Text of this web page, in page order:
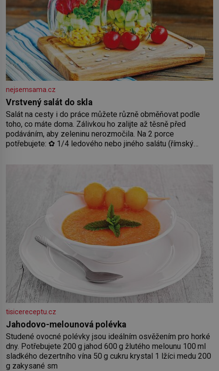
nejsemsama.cz
Vrstvený salát do skla
Salát na cesty i do práce můžete různě obměňovat podle
toho, co máte doma. Zálivkou ho zalijte až těsně před
podáváním, aby zeleninu nerozmočila. Na 2 porce
potřebujete: ✿ 1/4 ledového nebo jiného salátu (římský
2 rajčata Zálivka: ✿ 4 lžíce olivového oleje ✿ 1 lžíci citronové
tisicereceptu.cz
Jahodovo-melounová polévka
Studené ovocné polévky jsou ideálním osvěžením pro horké
dny. Potřebujete 200 g jahod 600 g žlutého melounu 100 ml
sladkého dezertního vína 50 g cukru krystal 1 lžíci medu 200
g zakysané sm